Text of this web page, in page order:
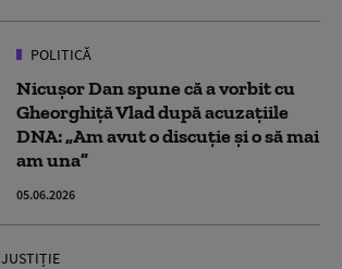
POLITICĂ
Nicușor Dan spune că a vorbit cu
Gheorghiță Vlad după acuzațiile
DNA: „Am avut o discuție și o să mai
am una”
05.06.2026
JUSTIȚIE